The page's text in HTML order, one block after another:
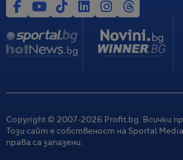
Copyright © 2007-2026 Profit.bg. Всички
Този сайт е собственост на Sportal
права са запазени.